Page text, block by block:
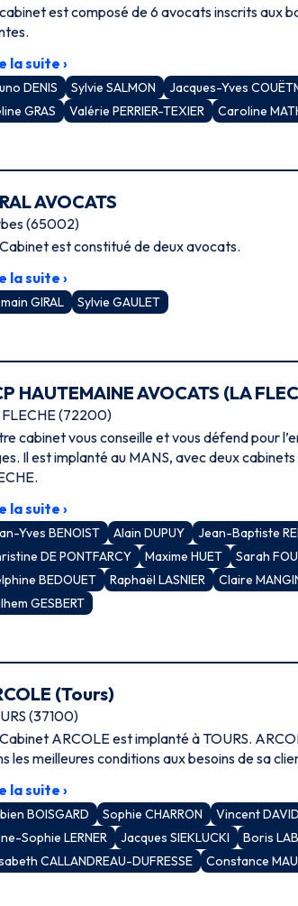
est composé de 6 avocats inscrits aux
la suite ›
DENIS Sylvie SALMON Jacques-Yves
GRAS
Valérie PERRIER-TEXIER
Caroline
AVOCATS
(65002)
est constitué de deux avocats.
la suite ›
GIRAL
Sylvie GAULET
HAUTEMAINE AVOCATS (LA
(72200)
cabinet vous conseille et vous défend pour
Il est implanté au MANS, avec deux
la suite ›
Yves BENOIST Alain DUPUY Jean-Baptiste
DE PONTFARCY
Maxime HUET Sarah
BEDOUET
Raphaël LASNIER Claire
GESBERT
(Tours)
(37100)
est implanté à TOURS. ARCOLE est en mesure de répondre
les meilleures conditions aux besoins de sa
la suite ›
BOISGARD Sophie CHARRON Vincent DAVID
Sophie LERNER
Jacques SIEKLUCKI Boris
CALLANDREAU-DUFRESSE
Constance